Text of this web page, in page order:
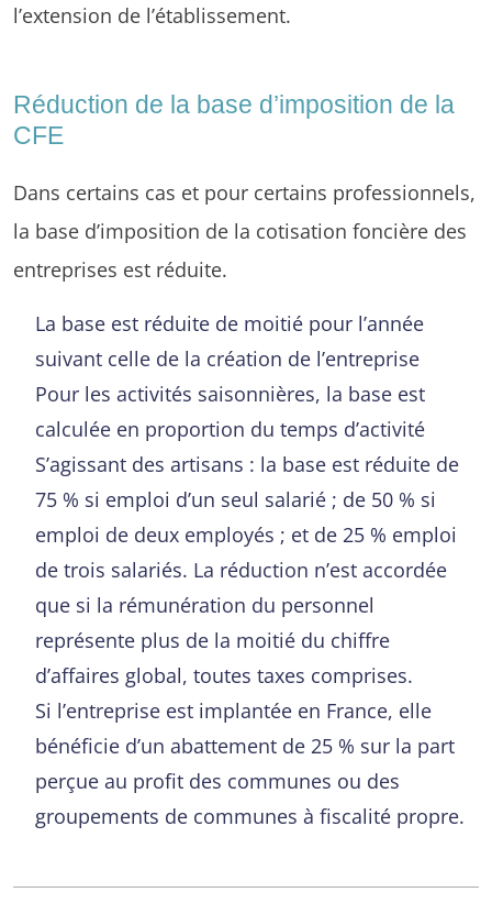
l’extension de l’établissement.
Réduction de la base d’imposition de la
CFE
Dans certains cas et pour certains professionnels,
la base d’imposition de la cotisation foncière des
entreprises est réduite.
La base est réduite de moitié pour l’année
suivant celle de la création de l’entreprise
Pour les activités saisonnières, la base est
calculée en proportion du temps d’activité
S’agissant des artisans : la base est réduite de
75 % si emploi d’un seul salarié ; de 50 % si
emploi de deux employés ; et de 25 % emploi
de trois salariés. La réduction n’est accordée
que si la rémunération du personnel
représente plus de la moitié du chiffre
d’affaires global, toutes taxes comprises.
Si l’entreprise est implantée en France, elle
bénéficie d’un abattement de 25 % sur la part
perçue au profit des communes ou des
groupements de communes à fiscalité propre.